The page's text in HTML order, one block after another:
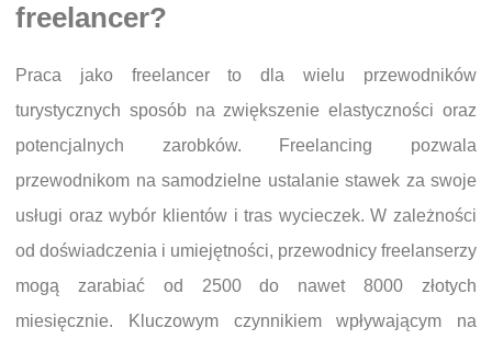
freelancer?
Praca jako freelancer to dla wielu przewodników
turystycznych sposób na zwiększenie elastyczności oraz
potencjalnych zarobków. Freelancing pozwala
przewodnikom na samodzielne ustalanie stawek za swoje
usługi oraz wybór klientów i tras wycieczek. W zależności
od doświadczenia i umiejętności, przewodnicy freelanserzy
mogą zarabiać od 2500 do nawet 8000 złotych
miesięcznie. Kluczowym czynnikiem wpływającym na